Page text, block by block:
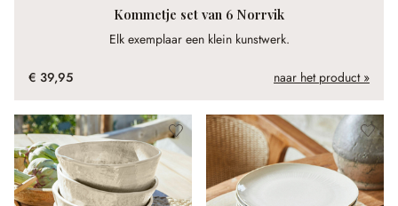
Kommetje set van 6 Norrvik
Elk exemplaar een klein kunstwerk.
€ 39,95 naar het product »